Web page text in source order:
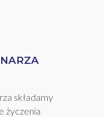
składamy
życzenia